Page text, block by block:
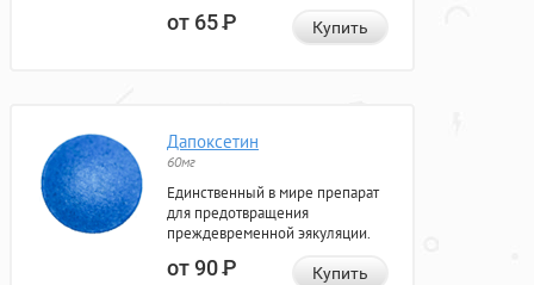
от 65Р Купить
Дапоксетин
60мг
Единственный в мире препарат
для предотвращения
преждевременной эякуляции.
от 90Р Купить